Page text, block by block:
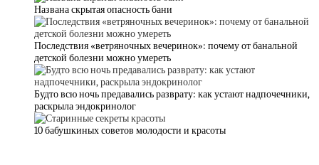
Названа скрытая опасность бани
Последствия «ветряночных вечеринок»: почему от банальной
детской болезни можно умереть
Будто всю ночь предавались разврату: как устают надпочечники,
раскрыла эндокринолог
10 бабушкиных советов молодости и красоты